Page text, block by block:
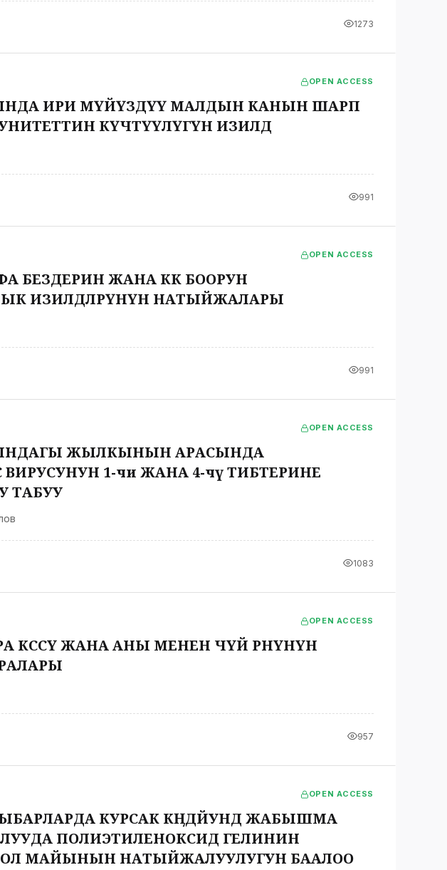
1273
OPEN ACCESS
ИРИ МҮЙҮЗДҮҮ МАЛДЫН КАНЫН ШАРП
КҮЧТҮҮЛҮГҮНӨ ИЗИЛДӨӨ
991
OPEN ACCESS
ЖАНА КӨК БООРУН
ИЗИЛДӨӨЛӨРҮНҮН НАТЫЙЖАЛАРЫ
991
OPEN ACCESS
ЖЫЛКЫНЫН АРАСЫНДА
1-чи ЖАНА 4-чү ТИБТЕРИНЕ
ТАБУУ
1083
OPEN ACCESS
ЖАНА АНЫ МЕНЕН ЧҮЙ ӨРӨӨНҮНҮН
957
OPEN ACCESS
КУРСАК КӨӉДӨЙУНДӨ ЖАБЫШМА
ПОЛИЭТИЛЕНОКСИД ГЕЛИНИН
МАЙЫНЫН НАТЫЙЖАЛУУЛУГУН БААЛОО